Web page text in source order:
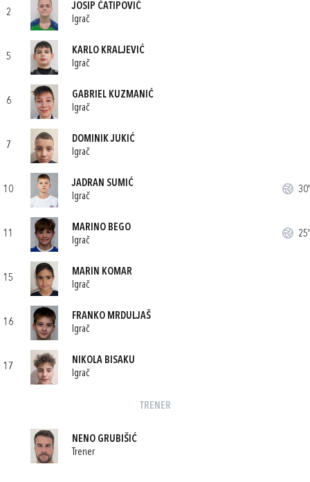
2
JOSIP ĆATIPOVIĆ
Igrač
5
KARLO KRALJEVIĆ
Igrač
6
GABRIEL KUZMANIĆ
Igrač
7
DOMINIK JUKIĆ
Igrač
10
JADRAN SUMIĆ
Igrač
30'
11
MARINO BEGO
Igrač
25'
15
MARIN KOMAR
Igrač
16
FRANKO MRDULJAŠ
Igrač
17
NIKOLA BISAKU
Igrač
TRENER
NENO GRUBIŠIĆ
Trener